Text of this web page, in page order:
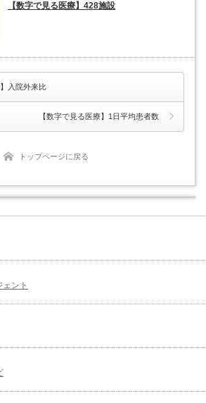
【数字で見る医療】428施設
入院外来比
【数字で見る医療】1日平均患者数
トップページに戻る
ント